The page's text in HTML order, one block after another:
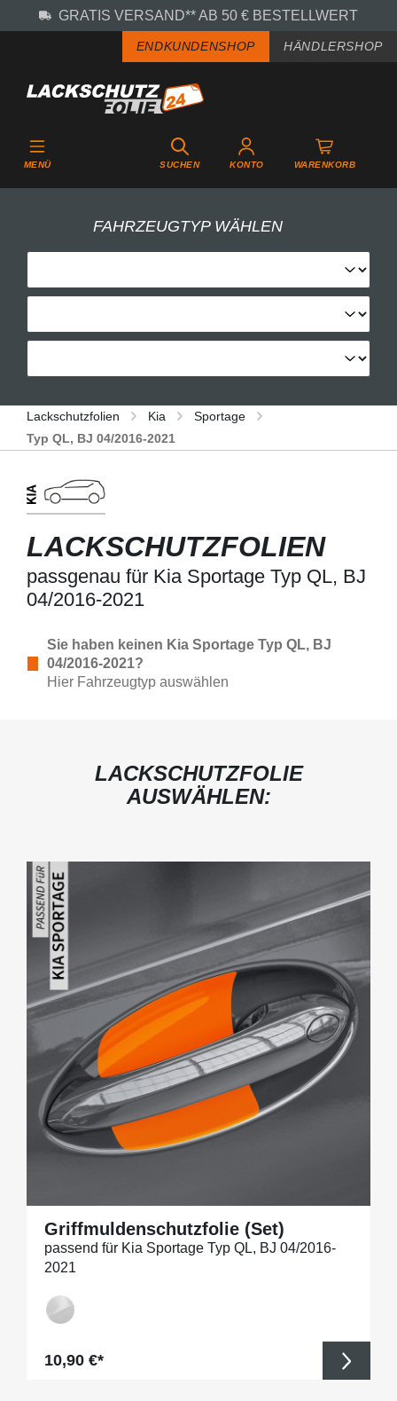
Zum Hauptinhalt springen
GRATIS VERSAND** AB 50 € BESTELLWERT
ENDKUNDENSHOP HÄNDLERSHOP
MENÜ SUCHEN KONTO WARENKORB
FAHRZEUGTYP WÄHLEN
Lackschutzfolien Kia
Sportage
Typ QL, BJ 04/2016-2021
LACKSCHUTZFOLIEN
passgenau für Kia Sportage Typ QL, BJ
04/2016-2021
Sie haben keinen Kia Sportage Typ QL, BJ
04/2016-2021?
Hier Fahrzeugtyp auswählen
LACKSCHUTZFOLIE
AUSWÄHLEN:
Griffmuldenschutzfolie (Set)
passend für Kia Sportage Typ QL, BJ 04/2016-
2021
Regulärer Preis:
10,90 €*